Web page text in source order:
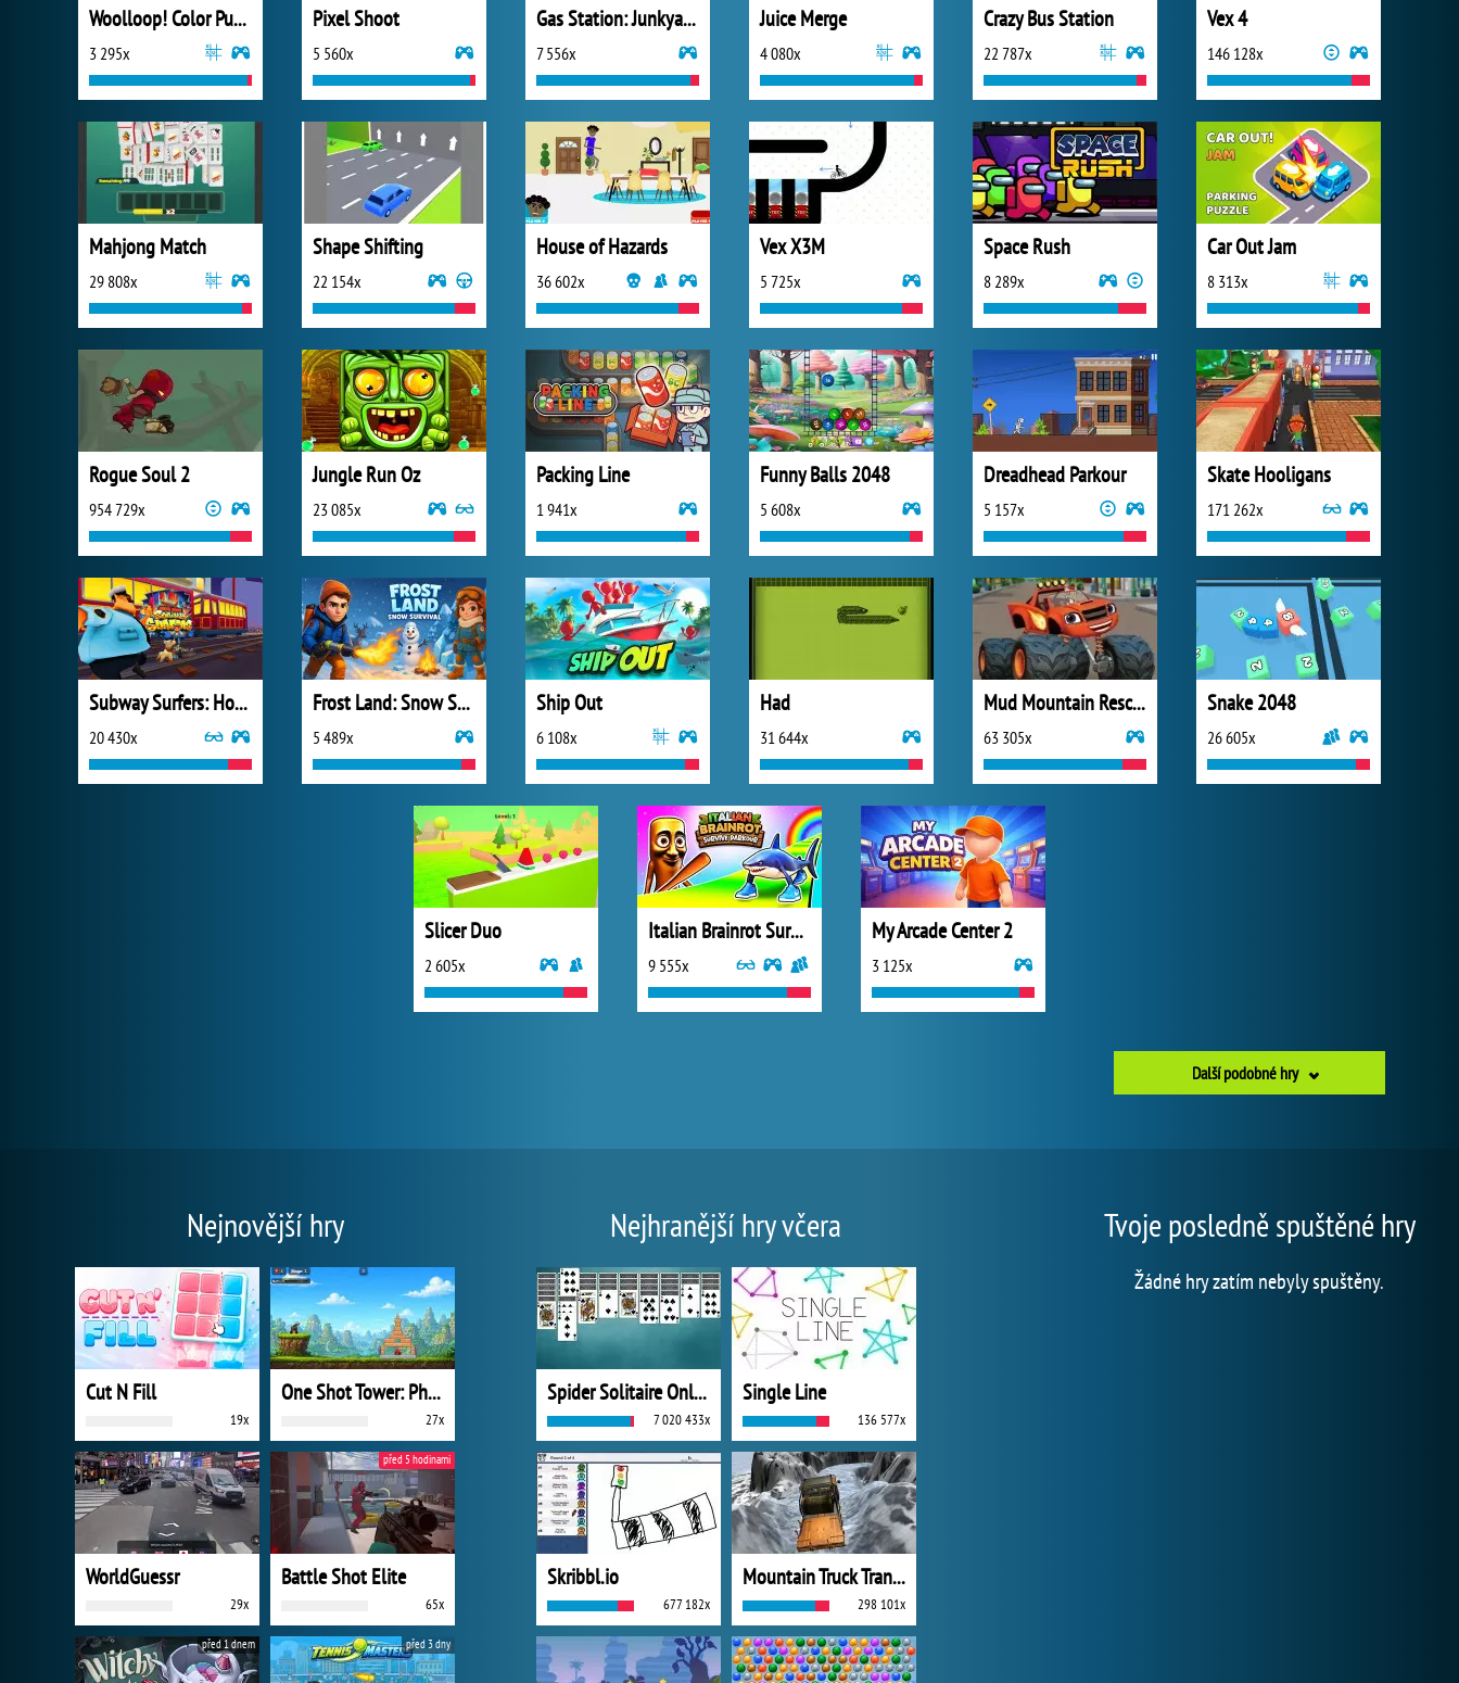
Woolloop! Color Puzzle
3 295x
Pixel Shoot
5 560x
Gas Station: Junkyard Tycoon
7 556x
Juice Merge
4 080x
Crazy Bus Station
22 787x
Vex 4
146 128x
Mahjong Match
29 808x
Shape Shifting
22 154x
House of Hazards
36 602x
Vex X3M
5 725x
Space Rush
8 289x
Car Out Jam
8 313x
Rogue Soul 2
954 729x
Jungle Run Oz
23 085x
Packing Line
1 941x
Funny Balls 2048
5 608x
Dreadhead Parkour
5 157x
Skate Hooligans
171 262x
Subway Surfers: Hong Kong
20 430x
Frost Land: Snow Survival
5 489x
Ship Out
6 108x
Had
31 644x
Mud Mountain Rescue
63 305x
Snake 2048
26 605x
Slicer Duo
2 605x
Italian Brainrot Survive Parkour
9 555x
My Arcade Center 2
3 125x
Další podobné hry
Nejnovější hry
Cut N Fill
19x
One Shot Tower: Physics Destroyer
27x
WorldGuessr
29x
Battle Shot Elite
65x
před 5 hodinami
před 1 dnem před 3 dny
Nejhranější hry včera
Spider Solitaire Online
7 020 433x
Single Line
136 577x
Skribbl.io
677 182x
Mountain Truck Transport
298 101x
Tvoje posledně spuštěné hry
Žádné hry zatím nebyly spuštěny.